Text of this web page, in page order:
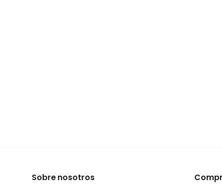
Sobre nosotros